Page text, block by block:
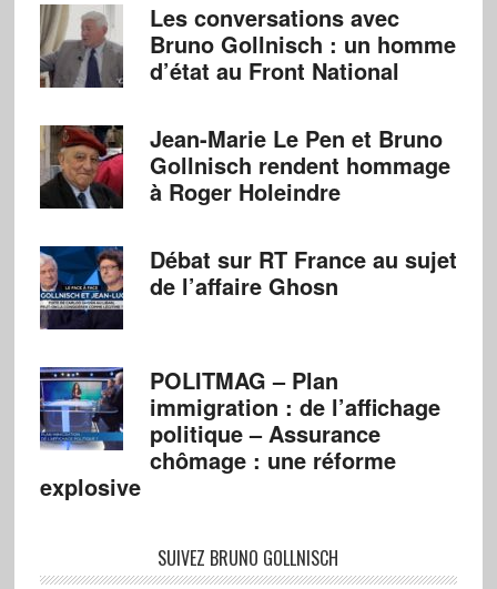
Les conversations avec
Bruno Gollnisch : un homme
d’état au Front National
Jean-Marie Le Pen et Bruno
Gollnisch rendent hommage
à Roger Holeindre
Débat sur RT France au sujet
de l’affaire Ghosn
POLITMAG – Plan
immigration : de l’affichage
politique – Assurance
chômage : une réforme
explosive
SUIVEZ BRUNO GOLLNISCH